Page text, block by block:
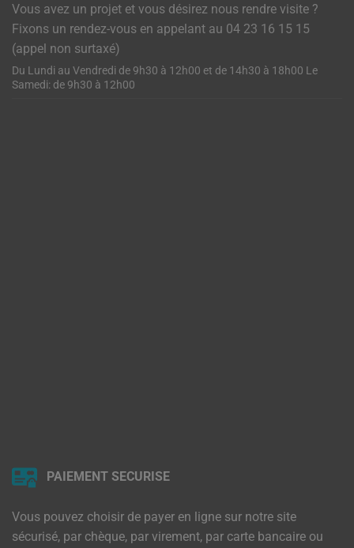
Vous avez un projet et vous désirez nous rendre visite ?
Fixons un rendez-vous en appelant au 04 23 16 15 15
(appel non surtaxé)
Du Lundi au Vendredi de 9h30 à 12h00 et de 14h30 à 18h00 Le
Samedi: de 9h30 à 12h00
PAIEMENT SECURISE
Vous pouvez choisir de payer en ligne sur notre site
sécurisé, par chèque, par virement, par carte bancaire ou